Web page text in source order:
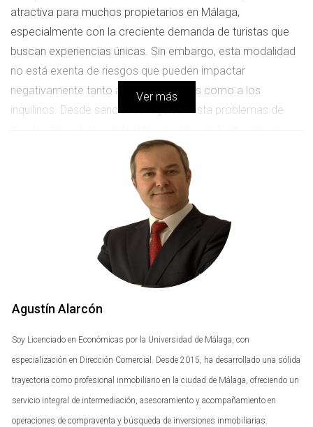
atractiva para muchos propietarios en Málaga,
especialmente con la creciente demanda de turistas que
buscan experiencias únicas. Sin embargo, esta modalidad
no está exenta de riesgos que pueden impactar
negativamente tanto a los propietarios como a los
inquilinos. Desde sanciones legales hasta problemas de
aspectos puede influir en la rentabilidad y sostenibilidad del
negocio. Por ello, es crucial estar informado y preparado
para enfrentar estos desafíos.
Riesgos Normativos
Uno de los principales riesgos asociados con el alquiler
vacacional en Málaga son las normativas locales que
regulan esta actividad. La falta de cumplimiento puede
resultar en sanciones económicas significativas y
Licencias y Regulaciones
Para operar legalmente un alquiler vacacional en Málaga,
es necesario obtener una licencia específica. Esto implica
cumplir con una serie de requisitos que varían según la
Ver más
Agustín Alarcón
Soy Licenciado en Económicas por la Universidad de Málaga, con
especialización en Dirección Comercial. Desde 2015, ha desarrollado una sólida
trayectoria como profesional inmobiliario en la ciudad de Málaga, ofreciendo un
servicio integral de intermediación, asesoramiento y acompañamiento en
operaciones de compraventa y búsqueda de inversiones inmobiliarias.